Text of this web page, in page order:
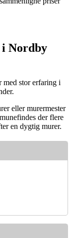
Nordby
stor erfaring i
eller murermester
der flere
en dygtig murer.